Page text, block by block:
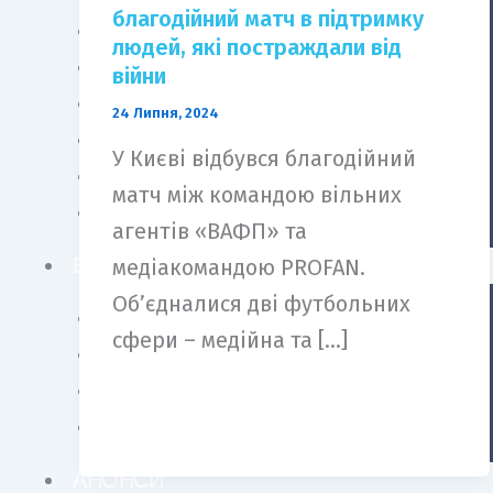
CULTURE MUSIC
ЛІДЕРИ ДУМОК
ЗІРКА ФЕНІКСА
ART CULTURE В ТРЕНДІ
BERLIN EURO FASHION SHOW
БЛОГИ
ЮЛІЯ САК
ОЛЬГА УГНІВЕНКО
благодійний матч в підтримку
людей, які постраждали від
війни
24 Липня, 2024
У Києві відбувся благодійний
матч між командою вільних
агентів «ВАФП» та
медіакомандою PROFAN.
Об’єдналися дві футбольних
сфери – медійна та […]